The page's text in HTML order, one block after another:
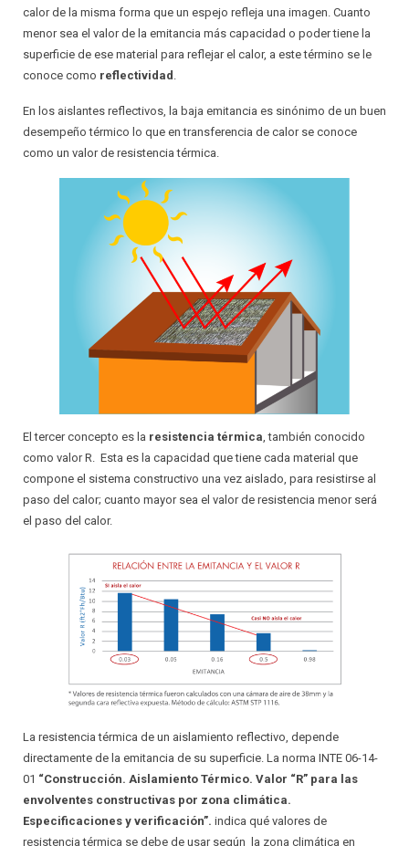
calor de la misma forma que un espejo refleja una imagen. Cuanto
menor sea el valor de la emitancia más capacidad o poder tiene la
superficie de ese material para reflejar el calor, a este término se le
conoce como reflectividad .
En los aislantes reflectivos, la baja emitancia es sinónimo de un buen
desempeño térmico lo que en transferencia de calor se conoce
como un valor de resistencia térmica.
El tercer concepto es la resistencia térmica, también conocido
como valor R. Esta es la capacidad que tiene cada material que
compone el sistema constructivo una vez aislado, para resistirse al
paso del calor; cuanto mayor sea el valor de resistencia menor será
el paso del calor.
La resistencia térmica de un aislamiento reflectivo, depende
directamente de la emitancia de su superficie. La norma INTE 06-14-
01 “Construcción. Aislamiento Térmico. Valor “R” para las
envolventes constructivas por zona climática.
Especificaciones y verificación”. indica qué valores de
resistencia térmica se debe de usar según la zona climática en